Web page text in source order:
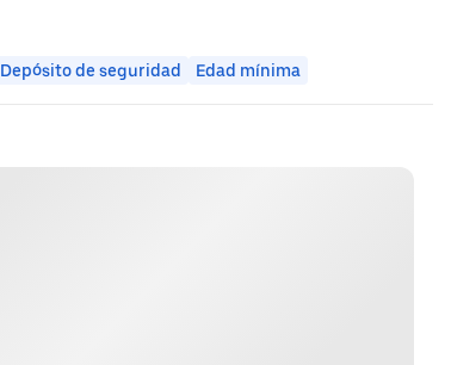
Depósito de seguridad Edad mínima